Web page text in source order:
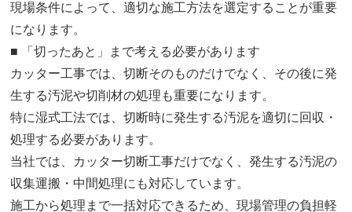
現場条件によって、適切な施工方法を選定することが重要
になります。
■ 「切ったあと」まで考える必要があります
カッター工事では、切断そのものだけでなく、その後に発
生する汚泥や切削材の処理も重要になります。
特に湿式工法では、切断時に発生する汚泥を適切に回収・
処理する必要があります。
当社では、カッター切断工事だけでなく、発生する汚泥の
収集運搬・中間処理にも対応しています。
施工から処理まで一括対応できるため、現場管理の負担軽